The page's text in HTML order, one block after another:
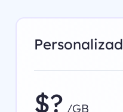
$? /GB